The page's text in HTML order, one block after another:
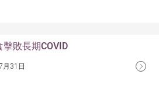
擊敗長期COVID
月31日